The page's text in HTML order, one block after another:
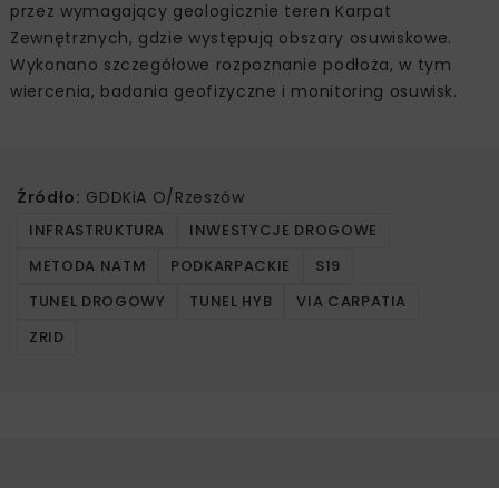
przez wymagający geologicznie teren Karpat
Zewnętrznych, gdzie występują obszary osuwiskowe.
Wykonano szczegółowe rozpoznanie podłoża, w tym
wiercenia, badania geofizyczne i monitoring osuwisk.
Źródło: GDDKiA O/Rzeszów
INFRASTRUKTURA
INWESTYCJE DROGOWE
METODA NATM
PODKARPACKIE
S19
TUNEL DROGOWY
TUNEL HYB
VIA CARPATIA
ZRID